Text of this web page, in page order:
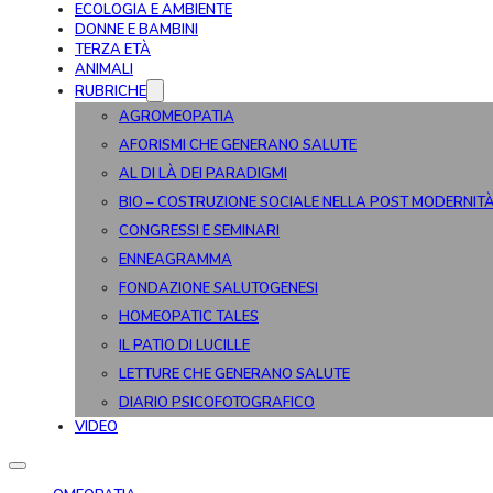
ECOLOGIA E AMBIENTE
DONNE E BAMBINI
TERZA ETÀ
ANIMALI
RUBRICHE
AGROMEOPATIA
AFORISMI CHE GENERANO SALUTE
AL DI LÀ DEI PARADIGMI
BIO – COSTRUZIONE SOCIALE NELLA POST
CONGRESSI E SEMINARI
ENNEAGRAMMA
FONDAZIONE SALUTOGENESI
HOMEOPATIC TALES
IL PATIO DI LUCILLE
LETTURE CHE GENERANO SALUTE
DIARIO PSICOFOTOGRAFICO
VIDEO